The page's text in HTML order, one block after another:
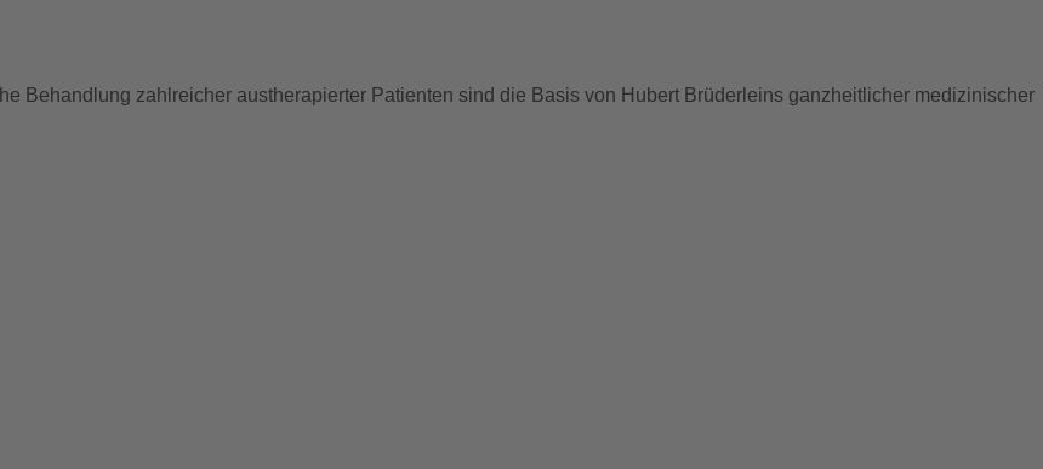
Behandlung zahlreicher austherapierter Patienten sind die Basis von Hubert Brüderleins ganzheitlicher medizinischer